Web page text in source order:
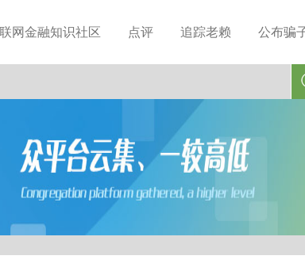
网金融知识社区 点评 追踪老赖 公布骗